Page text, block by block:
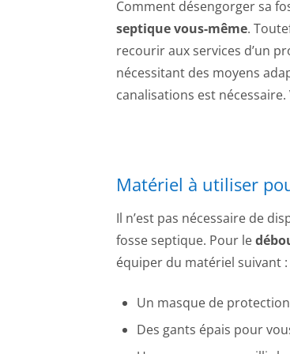
Comment désengorger sa
septique vous-même.
recourir aux services d’un
nécessitant des moyens
canalisations est
Matériel à utiliser
Il n’est pas nécessaire de
fosse septique. Pour le
équiper du matériel suivant :
Un masque de
Des gants épais pour